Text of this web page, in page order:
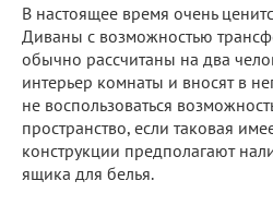
В настоящее время очень
Диваны с возможностью
обычно рассчитаны на два
интерьер комнаты и вносят в
не воспользоваться
пространство, если таковая
конструкции предполагают
ящика для белья.